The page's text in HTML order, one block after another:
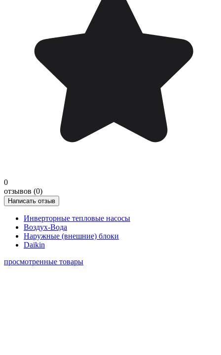
0
отзывов (0)
Написать отзыв
Инверторные тепловые насосы
Воздух-Вода
Наружные (внешние) блоки
Daikin
просмотренные товары